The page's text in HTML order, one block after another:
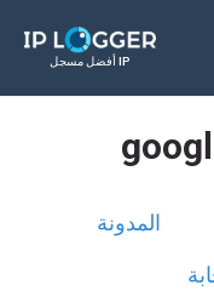
أفضل مسجل IP
المدونة